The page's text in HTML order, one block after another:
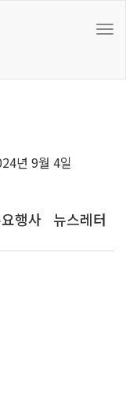
년 9월 4일
행사 뉴스레터